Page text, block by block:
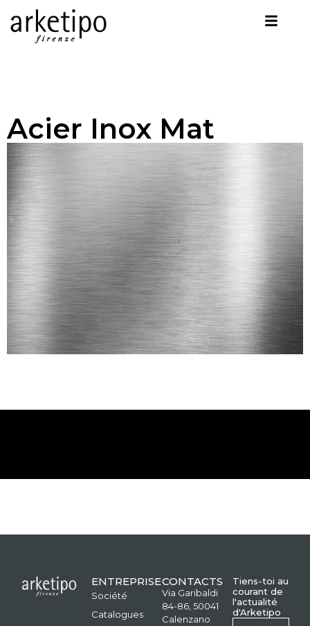
Acier Inox Mat
ENTREPRISE
Société
Catalogues
CONTACTS
Via Garibaldi
84-86, 50041
Calenzano
Tiens-toi au
courant de
l'actualité
d'Arketipo